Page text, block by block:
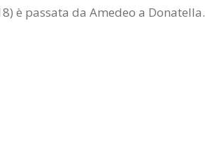
è passata da Amedeo a Donatella.